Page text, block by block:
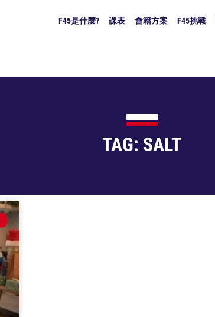
F45是什麼? 課表 會籍方案 F45挑戰
TAG: SALT